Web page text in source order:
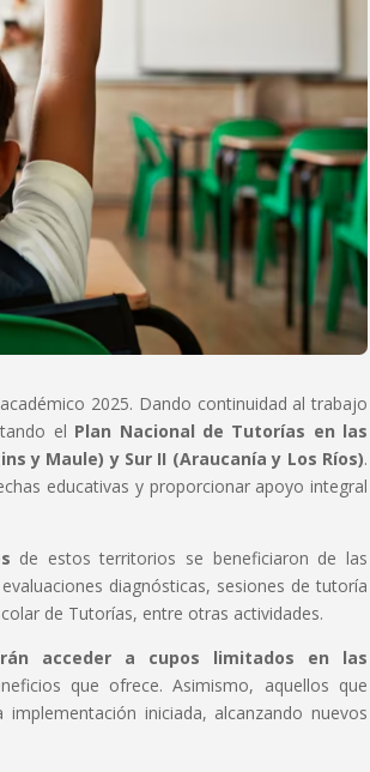
2025. Dando continuidad al trabajo
el Plan Nacional de Tutorías en las
y Maule) y Sur II (Araucanía y Los Ríos).
educativas y proporcionar apoyo integral
de estos territorios se beneficiaron de las
diagnósticas, sesiones de tutoría
de Tutorías, entre otras actividades.
acceder a cupos limitados en las
que ofrece. Asimismo, aquellos que
iniciada, alcanzando nuevos